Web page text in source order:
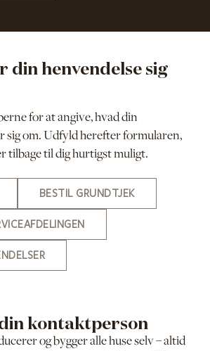
din henvendelse sig
for at angive, hvad din
sig om. Udfyld herefter formularen,
tilbage til dig hurtigst muligt.
BESTIL GRUNDTJEK
kontaktperson
og bygger alle huse selv – altid